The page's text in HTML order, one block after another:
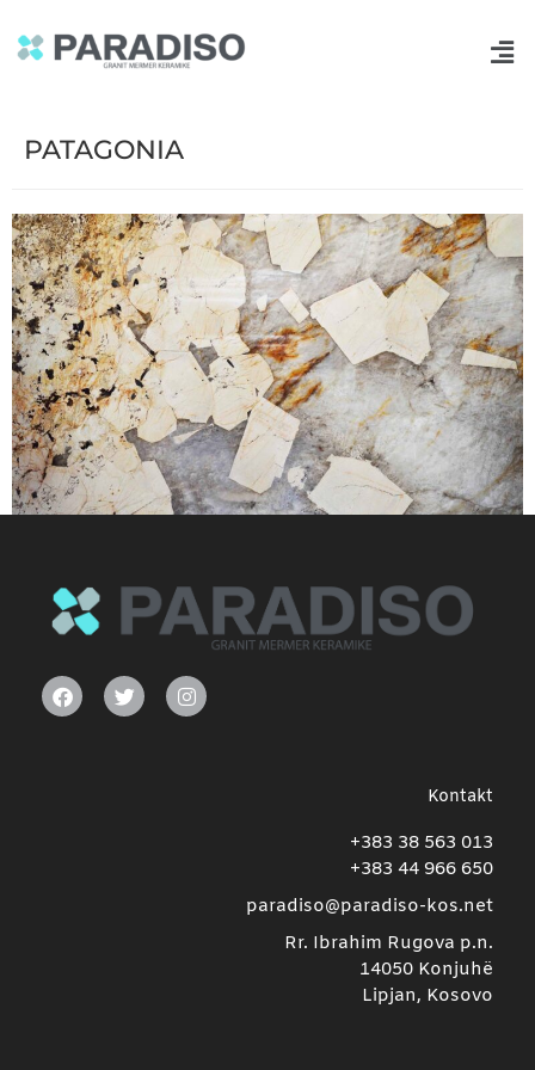
PATAGONIA
Kontakt
+383 38 563 013
+383 44 966 650
paradiso@paradiso-kos.net
Rr. Ibrahim Rugova p.n.
14050 Konjuhë
Lipjan, Kosovo